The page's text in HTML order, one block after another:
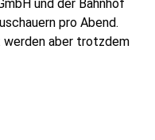
und der Bahnhof
pro Abend.
werden aber trotzdem